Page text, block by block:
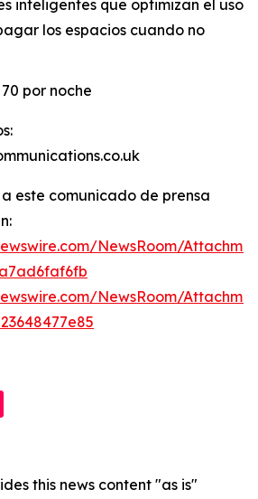
inteligentes que optimizan el uso
los espacios cuando no
por noche
este comunicado de prensa
NewsRoom/
NewsRoom/
this news content "as is"